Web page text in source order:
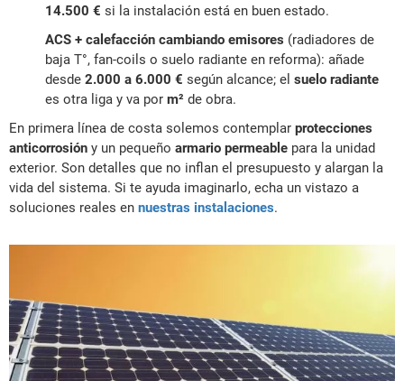
14.500 € si la instalación está en buen estado.
ACS + calefacción cambiando emisores (radiadores de
baja T°, fan-coils o suelo radiante en reforma): añade
desde 2.000 a 6.000 € según alcance; el suelo radiante
es otra liga y va por m² de obra.
En primera línea de costa solemos contemplar protecciones
anticorrosión y un pequeño armario permeable para la unidad
exterior. Son detalles que no inflan el presupuesto y alargan la
vida del sistema. Si te ayuda imaginarlo, echa un vistazo a
soluciones reales en nuestras instalaciones.